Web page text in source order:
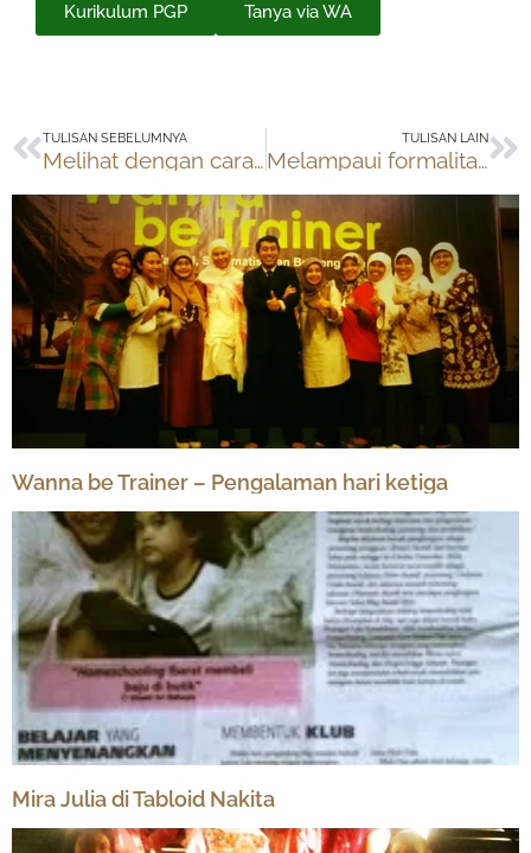
Kurikulum PGP Tanya via WA
Prev
TULISAN SEBELUMNYA
Melihat dengan cara berbeda
TULISAN LAIN
Melampaui formalitas pendidikan
Wanna be Trainer – Pengalaman hari ketiga
Mira Julia di Tabloid Nakita